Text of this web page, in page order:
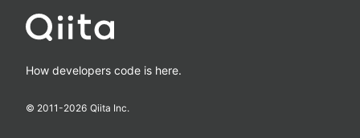
How developers code is here.
© 2011-2026 Qiita Inc.